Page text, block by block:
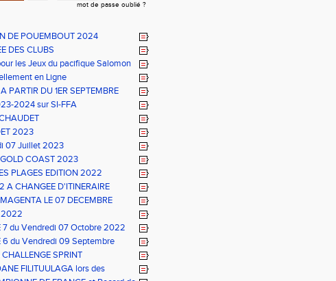
mot de passe oublié ?
DE POUEMBOUT 2024
DES CLUBS
les Jeux du pacifique Salomon
en Ligne
PARTIR DU 1ER SEPTEMBRE
2024 sur SI-FFA
2023
07 Juillet 2023
COAST 2023
PLAGES EDITION 2022
A CHANGEE D'ITINERAIRE
LE 07 DECEMBRE
2022
7 du Vendredi 07 Octobre 2022
6 du Vendredi 09 Septembre
SPRINT
FILITUULAGA lors des